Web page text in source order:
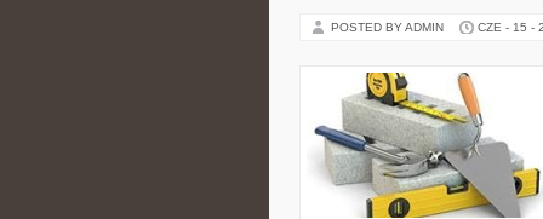
POSTED BY ADMIN CZE - 15 -